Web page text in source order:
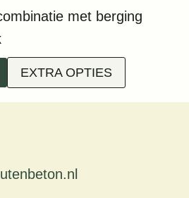
met berging
EXTRA OPTIES